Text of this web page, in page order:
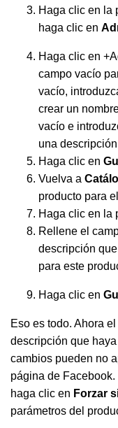
Haga clic en la
haga clic en
Haga clic en
campo vacío
vacío,
crear un
vacío e
una
Haga clic en
Vuelva a
producto para
Haga clic en la
Rellene el
descripción
para este
Haga clic en
Eso es todo. Ahora
descripción que
cambios pueden no
página de
haga clic en Forzar
parámetros del